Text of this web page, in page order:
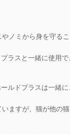
ノミから身を守る
ラスと一緒に使用
ルドプラスは一緒に
ますが、猫が他の